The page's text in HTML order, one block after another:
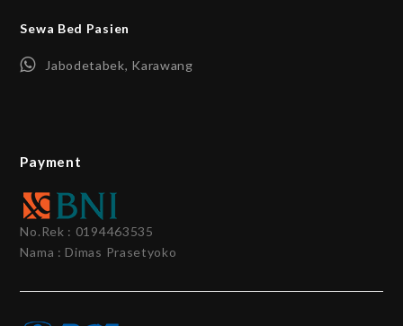
Sewa Bed Pasien
Jabodetabek, Karawang
Payment
No.Rek : 0194463535
Nama : Dimas Prasetyoko